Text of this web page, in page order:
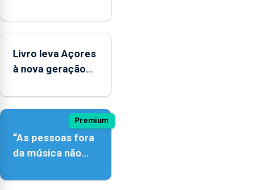
novos
Livro leva Açores
à nova geração
Premium
“As pessoas fora
da música não
quão difícil é